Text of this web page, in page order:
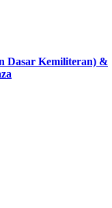
Dasar Kemiliteran) &